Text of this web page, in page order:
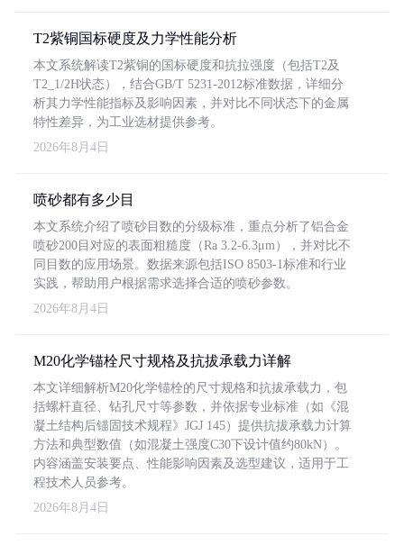
T2紫铜国标硬度及力学性能分析
本文系统解读T2紫铜的国标硬度和抗拉强度（包括T2及
T2_1/2H状态），结合GB/T 5231-2012标准数据，详细分
析其力学性能指标及影响因素，并对比不同状态下的金属
特性差异，为工业选材提供参考。
2026年8月4日
喷砂都有多少目
本文系统介绍了喷砂目数的分级标准，重点分析了铝合金
喷砂200目对应的表面粗糙度（Ra 3.2-6.3μm），并对比不
同目数的应用场景。数据来源包括ISO 8503-1标准和行业
实践，帮助用户根据需求选择合适的喷砂参数。
2026年8月4日
M20化学锚栓尺寸规格及抗拔承载力详解
本文详细解析M20化学锚栓的尺寸规格和抗拔承载力，包
括螺杆直径、钻孔尺寸等参数，并依据专业标准（如《混
凝土结构后锚固技术规程》JGJ 145）提供抗拔承载力计算
方法和典型数值（如混凝土强度C30下设计值约80kN）。
内容涵盖安装要点、性能影响因素及选型建议，适用于工
程技术人员参考。
2026年8月4日